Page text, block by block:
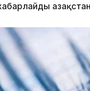
хабарлайды